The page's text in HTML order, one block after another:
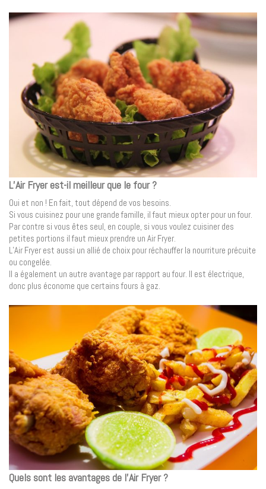
L’Air Fryer est-il meilleur que le four ?
Oui et non ! En fait, tout dépend de vos besoins.
Si vous cuisinez pour une grande famille, il faut mieux opter pour un four.
Par contre si vous êtes seul, en couple, si vous voulez cuisiner des
petites portions il faut mieux prendre un Air Fryer.
L’Air Fryer est aussi un allié de choix pour réchauffer la nourriture précuite
ou congelée.
Il a également un autre avantage par rapport au four. Il est électrique,
donc plus économe que certains fours à gaz.
Quels sont les avantages de l’Air Fryer ?